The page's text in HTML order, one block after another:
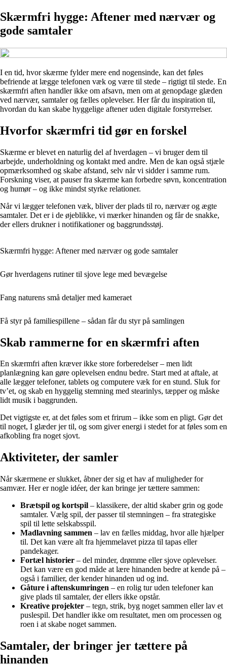
Skærmfri hygge: Aftener med nærvær og
gode samtaler
I en tid, hvor skærme fylder mere end nogensinde, kan det føles
befriende at lægge telefonen væk og være til stede – rigtigt til stede. En
skærmfri aften handler ikke om afsavn, men om at genopdage glæden
ved nærvær, samtaler og fælles oplevelser. Her får du inspiration til,
hvordan du kan skabe hyggelige aftener uden digitale forstyrrelser.
Hvorfor skærmfri tid gør en forskel
Skærme er blevet en naturlig del af hverdagen – vi bruger dem til
arbejde, underholdning og kontakt med andre. Men de kan også stjæle
opmærksomhed og skabe afstand, selv når vi sidder i samme rum.
Forskning viser, at pauser fra skærme kan forbedre søvn, koncentration
og humør – og ikke mindst styrke relationer.
Når vi lægger telefonen væk, bliver der plads til ro, nærvær og ægte
samtaler. Det er i de øjeblikke, vi mærker hinanden og får de snakke,
der ellers drukner i notifikationer og baggrundsstøj.
Skærmfri hygge: Aftener med nærvær og gode samtaler
Gør hverdagens rutiner til sjove lege med bevægelse
Fang naturens små detaljer med kameraet
Få styr på familiespillene – sådan får du styr på samlingen
Skab rammerne for en skærmfri aften
En skærmfri aften kræver ikke store forberedelser – men lidt
planlægning kan gøre oplevelsen endnu bedre. Start med at aftale, at
alle lægger telefoner, tablets og computere væk for en stund. Sluk for
tv’et, og skab en hyggelig stemning med stearinlys, tæpper og måske
lidt musik i baggrunden.
Det vigtigste er, at det føles som et frirum – ikke som en pligt. Gør det
til noget, I glæder jer til, og som giver energi i stedet for at føles som en
afkobling fra noget sjovt.
Aktiviteter, der samler
Når skærmene er slukket, åbner der sig et hav af muligheder for
samvær. Her er nogle idéer, der kan bringe jer tættere sammen:
Brætspil og kortspil – klassikere, der altid skaber grin og gode
samtaler. Vælg spil, der passer til stemningen – fra strategiske
spil til lette selskabsspil.
Madlavning sammen – lav en fælles middag, hvor alle hjælper
til. Det kan være alt fra hjemmelavet pizza til tapas eller
pandekager.
Fortæl historier – del minder, drømme eller sjove oplevelser.
Det kan være en god måde at lære hinanden bedre at kende på –
også i familier, der kender hinanden ud og ind.
Gåture i aftenskumringen – en rolig tur uden telefoner kan
give plads til samtaler, der ellers ikke opstår.
Kreative projekter – tegn, strik, byg noget sammen eller lav et
puslespil. Det handler ikke om resultatet, men om processen og
roen i at skabe noget sammen.
Samtaler, der bringer jer tættere på
hinanden